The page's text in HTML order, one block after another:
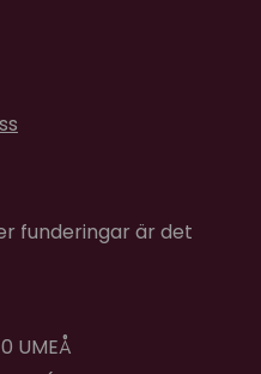
funderingar är det
UMEÅ